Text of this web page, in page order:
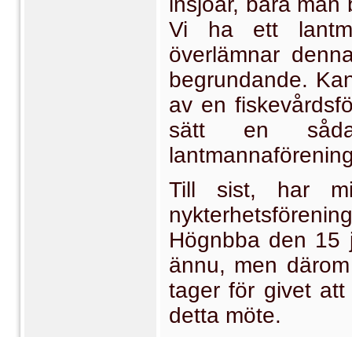
Vi ha ett
överlämnar
begrundande.
av en
sätt en
Till sist, har
Högnbba den 15
ännu, men
tager för givet
detta möte.